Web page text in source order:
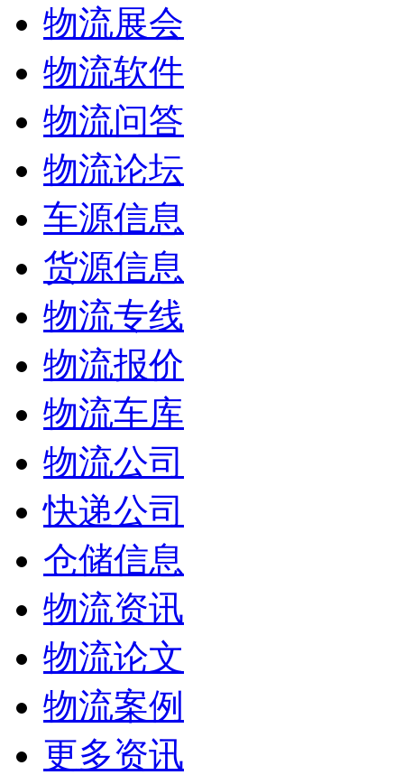
物流展会
物流软件
物流问答
物流论坛
车源信息
货源信息
物流专线
物流报价
物流车库
物流公司
快递公司
仓储信息
物流资讯
物流论文
物流案例
更多资讯